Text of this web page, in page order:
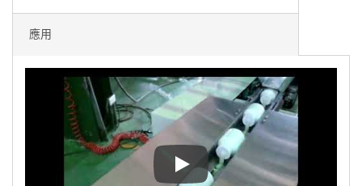
應用
藥罐包裝機